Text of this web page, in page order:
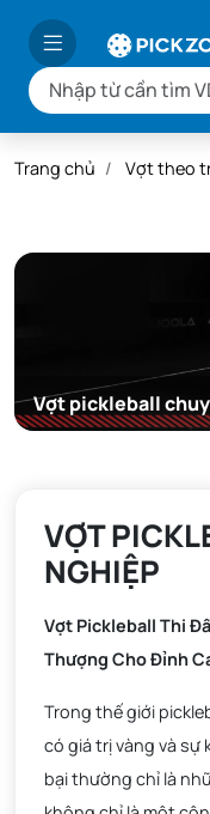
Trang chủ Vợt theo
Vợt pickleball
VỢT
NGHIỆP
Vợt Pickleball Thi
Thượng Cho Đỉnh
Trong thế giới
có giá trị vàng và
bại thường chỉ là